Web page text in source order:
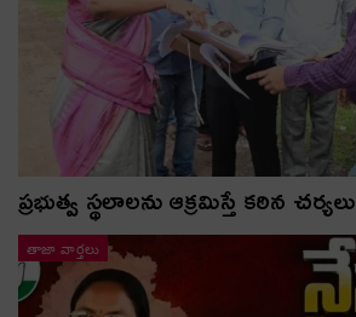
ప్రభుత్వ స్థలాలను ఆక్రమిస్తే కఠిన చర్యలు
తాజా వార్తలు